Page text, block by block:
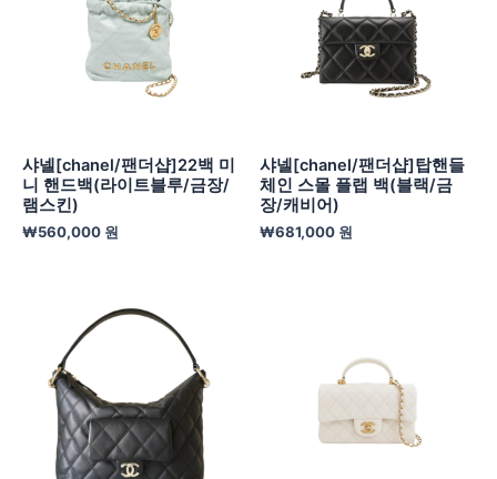
샤넬[chanel/팬더샵]22백 미
니 핸드백(라이트블루/금장/
램스킨)
₩560,000 원
샤넬[chanel/팬더샵]탑핸들
체인 스몰 플랩 백(블랙/금
장/캐비어)
₩681,000 원